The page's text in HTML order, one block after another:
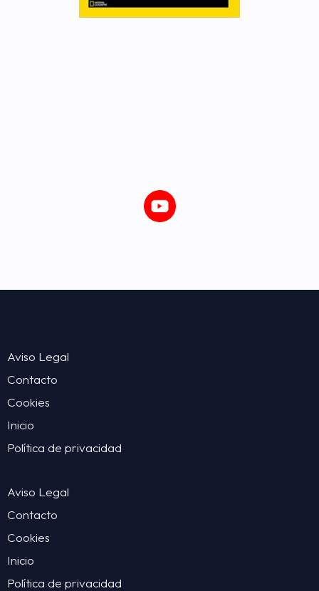
Aviso Legal
Contacto
Cookies
Inicio
Política de privacidad
Aviso Legal
Contacto
Cookies
Inicio
Política de privacidad